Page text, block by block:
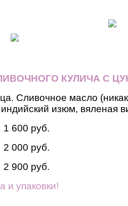
КУЛИЧА С
Сливочное масло
изюм, вяленая
1 600 руб.
2 000 руб.
2 900 руб.
и упаковки!